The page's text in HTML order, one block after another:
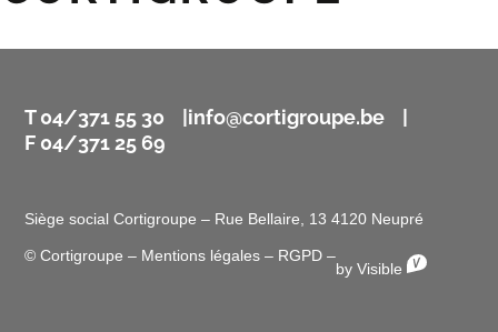
T 04/371 55 30 |info@cortigroupe.be
|
F 04/371 25 69
Siège social Cortigroupe – Rue Bellaire, 13 4120 Neupré
© Cortigroupe – Mentions légales – RGPD –
by Visible